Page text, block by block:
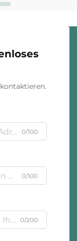
0/100
0/100
0/200